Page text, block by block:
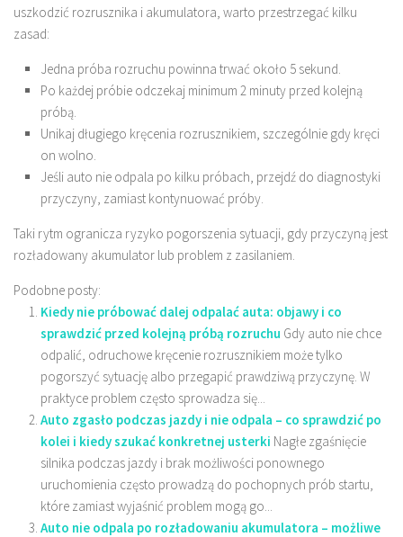
uszkodzić rozrusznika i akumulatora, warto przestrzegać kilku
zasad:
Jedna próba rozruchu powinna trwać około 5 sekund.
Po każdej próbie odczekaj minimum 2 minuty przed kolejną
próbą.
Unikaj długiego kręcenia rozrusznikiem, szczególnie gdy kręci
on wolno.
Jeśli auto nie odpala po kilku próbach, przejdź do diagnostyki
przyczyny, zamiast kontynuować próby.
Taki rytm ogranicza ryzyko pogorszenia sytuacji, gdy przyczyną jest
rozładowany akumulator lub problem z zasilaniem.
Podobne posty:
Kiedy nie próbować dalej odpalać auta: objawy i co
sprawdzić przed kolejną próbą rozruchu Gdy auto nie chce
odpalić, odruchowe kręcenie rozrusznikiem może tylko
pogorszyć sytuację albo przegapić prawdziwą przyczynę. W
praktyce problem często sprowadza się...
Auto zgasło podczas jazdy i nie odpala – co sprawdzić po
kolei i kiedy szukać konkretnej usterki Nagłe zgaśnięcie
silnika podczas jazdy i brak możliwości ponownego
uruchomienia często prowadzą do pochopnych prób startu,
które zamiast wyjaśnić problem mogą go...
Auto nie odpala po rozładowaniu akumulatora – możliwe